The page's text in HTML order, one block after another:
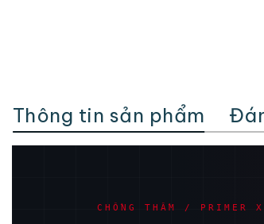
Thông tin sản phẩm
CHỐNG THẤM / PRIMER